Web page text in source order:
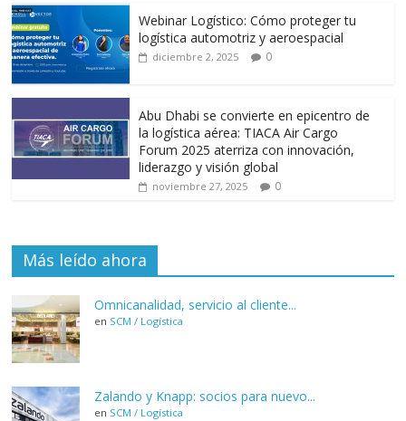
Webinar Logístico: Cómo proteger tu
logística automotriz y aeroespacial
diciembre 2, 2025 0
Abu Dhabi se convierte en epicentro de
la logística aérea: TIACA Air Cargo
Forum 2025 aterriza con innovación,
liderazgo y visión global
noviembre 27, 2025 0
Más leído ahora
Omnicanalidad, servicio al cliente...
en SCM / Logística
Zalando y Knapp: socios para nuevo...
en SCM / Logística